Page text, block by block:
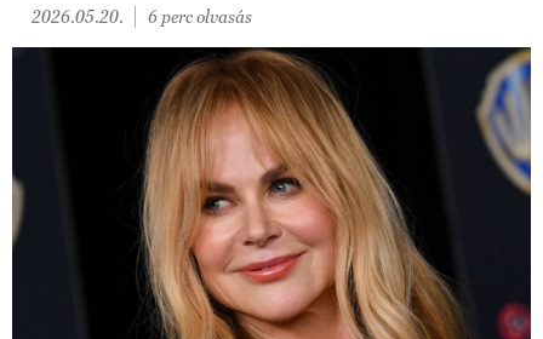
2026.05.20. 6 perc olvasás